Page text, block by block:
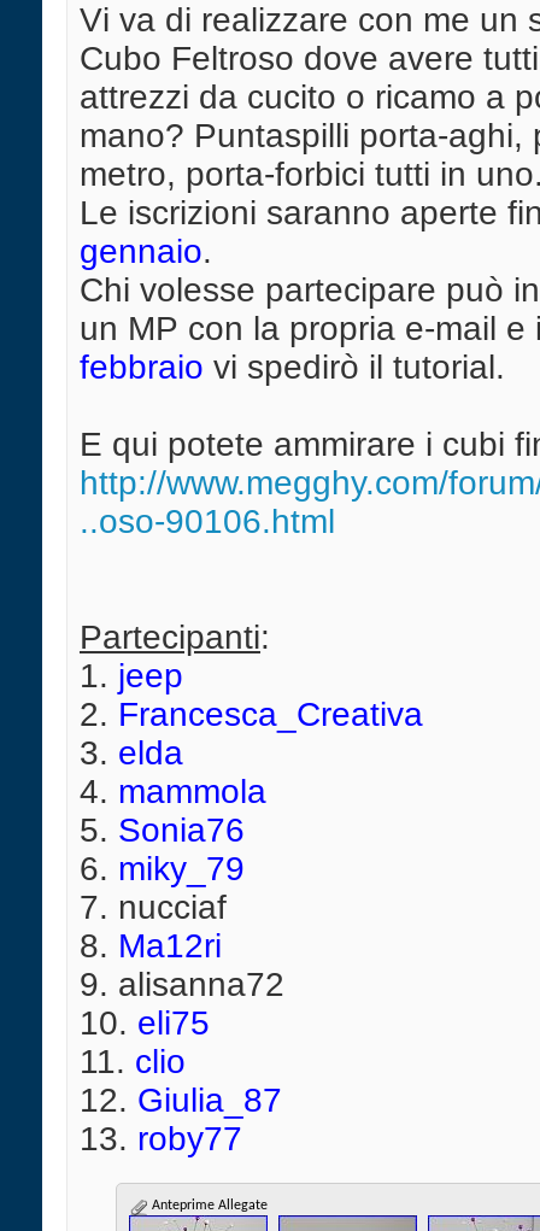
Vi va di realizzare con me un
Cubo Feltroso dove avere
attrezzi da cucito o ricamo a
mano? Puntaspilli porta-aghi,
metro, porta-forbici tutti in
Le iscrizioni saranno aperte
gennaio.
Chi volesse partecipare può
un MP con la propria e-mail
febbraio vi spedirò il tutorial.
E qui potete ammirare i cubi
http://www.megghy.com/
..oso-90106.html
Partecipanti:
1. jeep
2. Francesca_Creativa
3. elda
4. mammola
5. Sonia76
6. miky_79
7. nucciaf
8. Ma12ri
9. alisanna72
10. eli75
11. clio
12. Giulia_87
13. roby77
Anteprime Allegate